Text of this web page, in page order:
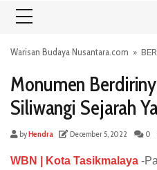
Warisan Budaya Nusantara.com »
Monumen
Siliwangi Sejarah
byHendra December 5, 2022 0
WBN | Kota Tasikmalaya -